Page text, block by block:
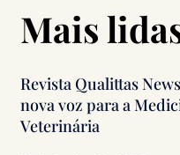
Mais
Revista Qualittas
nova voz para a
Veterinária